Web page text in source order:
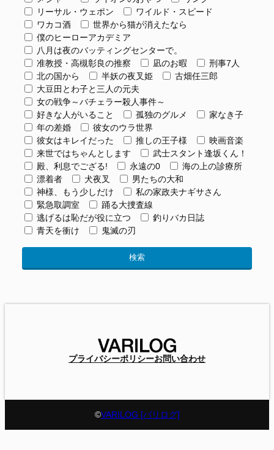
リーサル・ウェポン
ワイルド・スピード
ワカコ酒
世界から猫が消えたなら
僕のヒーローアカデミア
八月は夜のバッティングセンターで。
准教授・高槻彰良の推察
凪のお暇
刑事7人
北の国から
半妖の夜叉姫
古畑任三郎
大豆田とわ子と三人の元夫
女の戦争～バチェラー殺人事件～
好きな人がいること
孤独のグルメ
家なき子
年の差婚
彼女のウラ世界
彼女はキレイだった
推しの王子様
映画音楽
来世ではちゃんとします
武士スタント逢坂くん！
殿、利息でござる!
永遠の0
海の上の診療所
漂着者
犬夜叉
男たちの大和
神様、もう少しだけ
私の家政夫ナギサさん
緊急取調室
踊る大捜査線
逃げるは恥だが役に立つ
釣りバカ日誌
青天を衝け
鬼滅の刃
プライバシーポリシーお問い合わせ
©VARILOG [バリログ]